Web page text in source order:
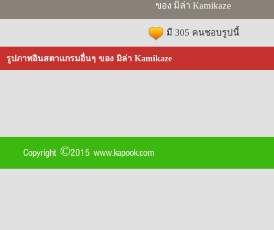
ของ มิล่า Kamikaze
มี 305 คนชอบรูปนี้
รูปภาพอินสตาแกรมอื่นๆ ของ มิล่า Kamikaze
Copyright ©2015 www.kapook.com